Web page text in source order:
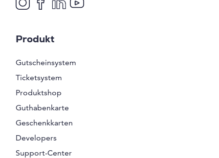
Produkt
Gutscheinsystem
Ticketsystem
Produktshop
Guthabenkarte
Geschenkkarten
Developers
Support-Center